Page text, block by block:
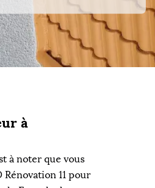
à
à noter que vous
11 pour